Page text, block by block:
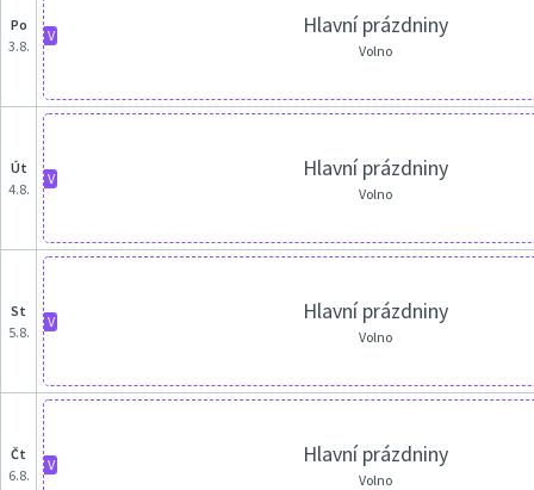
po
3.8.
V Hlavní prázdniny
Volno
út
4.8.
V Hlavní prázdniny
Volno
st
5.8.
V Hlavní prázdniny
Volno
čt
6.8.
V Hlavní prázdniny
Volno